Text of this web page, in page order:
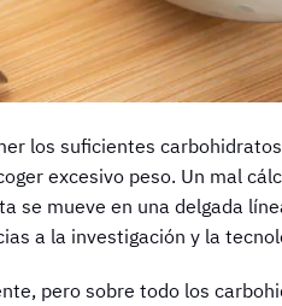
los suficientes
excesivo peso. Un mal
se mueve en una delgada
a la investigación y la
pero sobre todo los